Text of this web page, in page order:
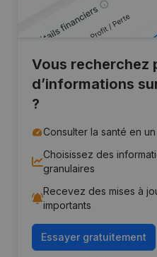
Vous recherchez
d’informations
?
Consulter la santé en
Choisissez des
granulaires
Recevez des mises à
importants
Essayer gratuitement